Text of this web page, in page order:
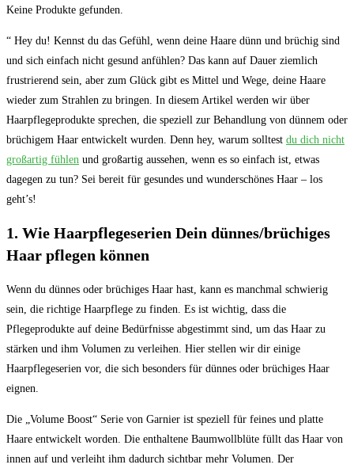
Keine Produkte gefunden.
“ Hey du! Kennst du das Gefühl, wenn deine Haare dünn und brüchig sind
und sich einfach nicht gesund anfühlen? Das kann auf Dauer ziemlich
frustrierend sein, aber zum Glück gibt es Mittel und Wege, deine Haare
wieder zum Strahlen zu bringen. In diesem Artikel werden wir über
Haarpflegeprodukte sprechen, die speziell zur Behandlung von dünnem oder
brüchigem Haar entwickelt wurden. Denn hey, warum solltest du dich nicht
großartig fühlen und großartig aussehen, wenn es so einfach ist, etwas
dagegen zu tun? Sei bereit für gesundes und wunderschönes Haar – los
geht’s!
1. Wie Haarpflegeserien Dein dünnes/brüchiges
Haar pflegen können
Wenn du dünnes oder brüchiges Haar hast, kann es manchmal schwierig
sein, die richtige Haarpflege zu finden. Es ist wichtig, dass die
Pflegeprodukte auf deine Bedürfnisse abgestimmt sind, um das Haar zu
stärken und ihm Volumen zu verleihen. Hier stellen wir dir einige
Haarpflegeserien vor, die sich besonders für dünnes oder brüchiges Haar
eignen.
Die „Volume Boost“ Serie von Garnier ist speziell für feines und platte
Haare entwickelt worden. Die enthaltene Baumwollblüte füllt das Haar von
innen auf und verleiht ihm dadurch sichtbar mehr Volumen. Der